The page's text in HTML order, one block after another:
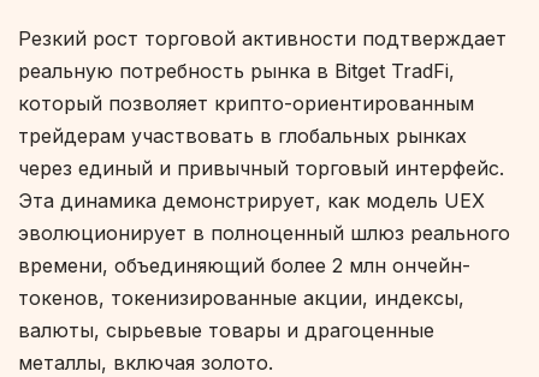
Резкий рост торговой активности подтверждает
реальную потребность рынка в Bitget TradFi,
который позволяет крипто-ориентированным
трейдерам участвовать в глобальных рынках
через единый и привычный торговый интерфейс.
Эта динамика демонстрирует, как модель UEX
эволюционирует в полноценный шлюз реального
времени, объединяющий более 2 млн ончейн-
токенов, токенизированные акции, индексы,
валюты, сырьевые товары и драгоценные
металлы, включая золото.